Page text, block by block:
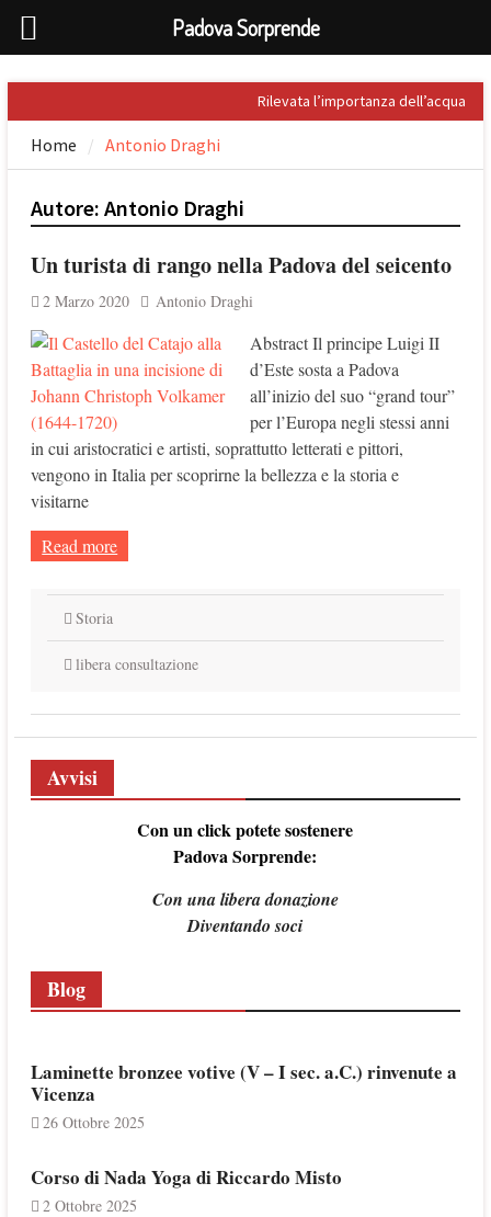
to
content
Rilevata l’importanza dell’acqua
nel Palladio
Caffè
che celebrarono Torreglia (PD)
Home Antonio Draghi
Autore:Antonio Draghi
Un turista di rango nella Padova del seicento
2 Marzo 2020 Antonio Draghi
Abstract Il principe Luigi II
d’Este sosta a Padova
all’inizio del suo “grand tour”
per l’Europa negli stessi anni
in cui aristocratici e artisti, soprattutto letterati e pittori,
vengono in Italia per scoprirne la bellezza e la storia e
visitarne
Read more
Storia
libera consultazione
Avvisi
Con un click potete sostenere
Padova Sorprende:
Con una libera donazione
Diventando soci
Blog
Laminette bronzee votive (V – I sec. a.C.) rinvenute a
Vicenza
26 Ottobre 2025
Corso di Nada Yoga di Riccardo Misto
2 Ottobre 2025
Padova Sorprende